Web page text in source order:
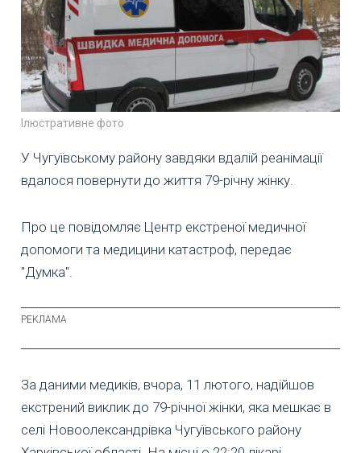
Ілюстративне фото
У Чугуївському району завдяки вдалій реанімації
вдалося повернути до життя 79-річну жінку.
Про це повідомляє Центр екстреної медичної
допомоги та медицини катастроф, передає
"Думка".
За даними медиків, вчора, 11 лютого, надійшов
екстрений виклик до 79-річної жінки, яка мешкає в
селі Новоолександрівка Чугуївського району